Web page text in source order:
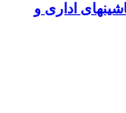
اداری و